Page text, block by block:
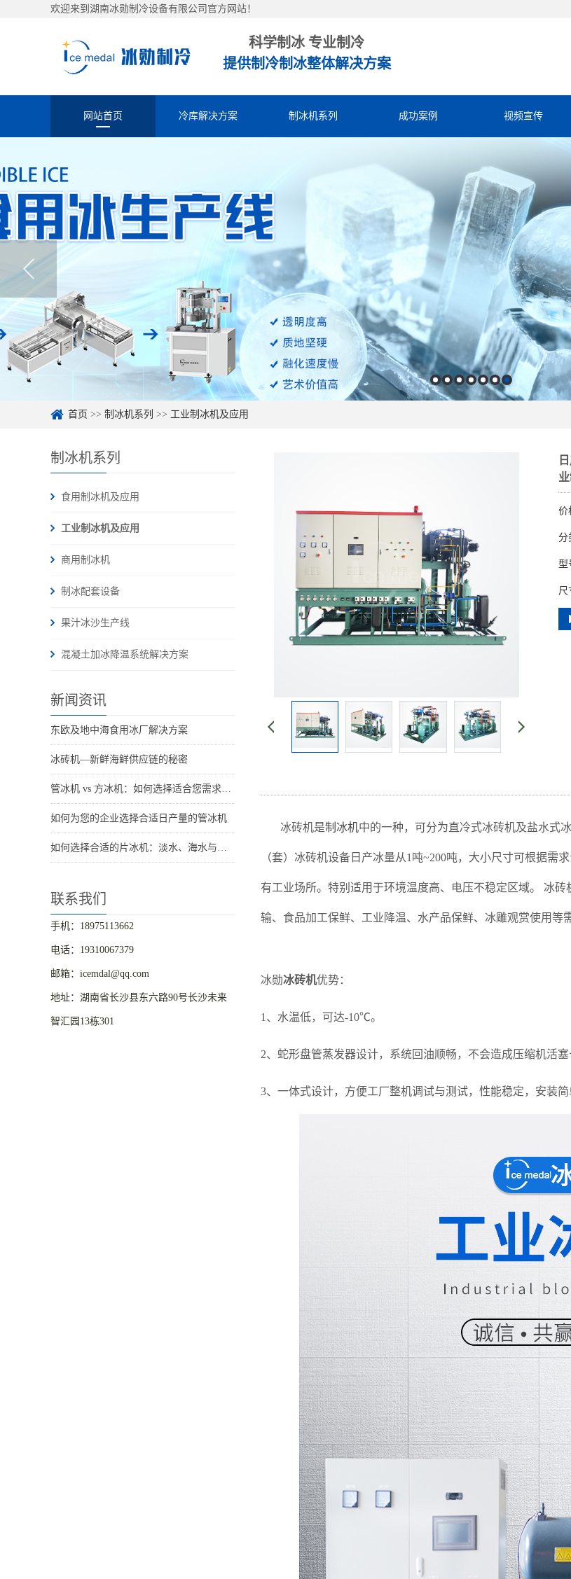
欢迎来到湖南冰勋制冷设备有限公司官方网站！
科学制冰 专业制冷
提供制冷制冰整体解决方案
网站首页 冷库解决方案 制冰机系列 成功案例 视频宣传
首页 >> 制冰机系列 >> 工业制冰机及应用
制冰机系列
食用制冰机及应用
工业制冰机及应用
商用制冰机
制冰配套设备
果汁冰沙生产线
混凝土加冰降温系统解决方案
新闻资讯
东欧及地中海食用冰厂解决方案
冰砖机—新鲜海鲜供应链的秘密
管冰机 vs 方冰机：如何选择适合您需求的制冰机
如何为您的企业选择合适日产量的管冰机
如何选择合适的片冰机：淡水、海水与船用海水解决方案
联系我们
手机：18975113662
电话：19310067379
邮箱：icemdal@qq.com
地址：湖南省长沙县东六路90号长沙未来
智汇园13栋301
价
分
型
尺
冰砖机是制冰机中的一种，可分为直冷式冰砖机及盐水式
（套）冰砖机设备日产冰量从1吨~200吨，大小尺寸可根据
有工业场所。特别适用于环境温度高、电压不稳定区域。 冰
输、食品加工保鲜、工业降温、水产品保鲜、冰雕观赏使用等
冰勋冰砖机优势：
1、水温低，可达-10℃。
2、蛇形盘管蒸发器设计，系统回油顺畅，不会造成压缩机活塞
3、一体式设计，方便工厂整机调试与测试，性能稳定，安装简